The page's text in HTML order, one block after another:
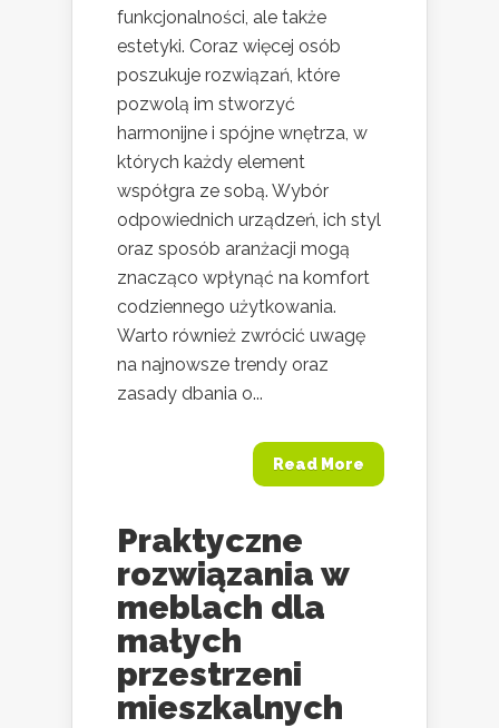
funkcjonalności, ale także
estetyki. Coraz więcej osób
poszukuje rozwiązań, które
pozwolą im stworzyć
harmonijne i spójne wnętrza, w
których każdy element
współgra ze sobą. Wybór
odpowiednich urządzeń, ich styl
oraz sposób aranżacji mogą
znacząco wpłynąć na komfort
codziennego użytkowania.
Warto również zwrócić uwagę
na najnowsze trendy oraz
zasady dbania o...
Read More
Praktyczne
rozwiązania w
meblach dla
małych
przestrzeni
mieszkalnych